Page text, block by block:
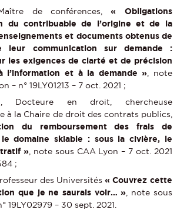
de conférences,« Obligations
du contribuable de l’origine et de la
et documents obtenus de
communication sur demande :
les exigences de clarté et de précision
l’information et à la demande » , note
– n° 19LY01213 – 7 oct. 2021 ;
, Docteure en droit, chercheuse
à la Chaire de droit des contrats publics,
du remboursement des frais de
domaine skiable : sous la civière, le
» , note sous CAA Lyon – 7 oct. 2021
;
des Universités« Couvrez cette
que je ne saurais voir… » , note sous
19LY02979 – 30 sept. 2021.